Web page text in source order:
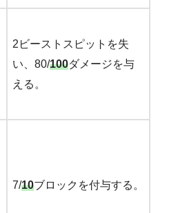
2ビーストスピットを失
い、80/100ダメージを与
える。
7/10ブロックを付与する。